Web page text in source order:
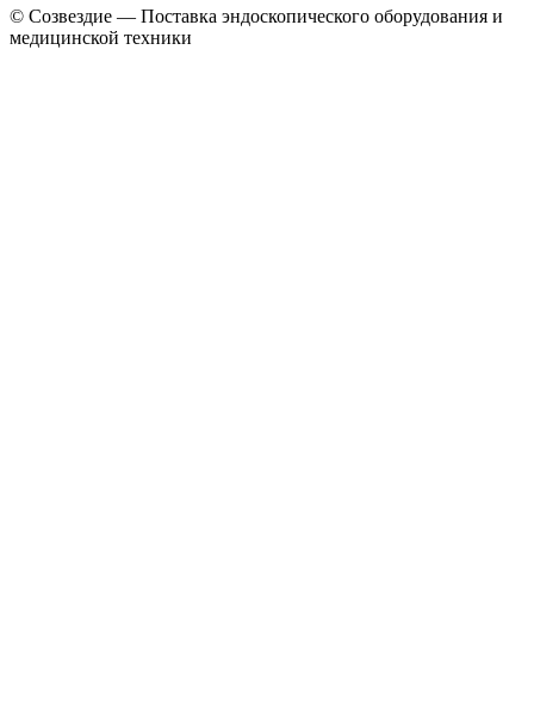
© Созвездие — Поставка эндоскопического оборудования и
медицинской техники